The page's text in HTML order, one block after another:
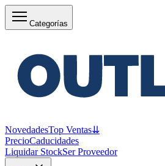
Categorías
NovedadesTop Ventas⇊
PrecioCaducidades
Liquidar StockSer Proveedor